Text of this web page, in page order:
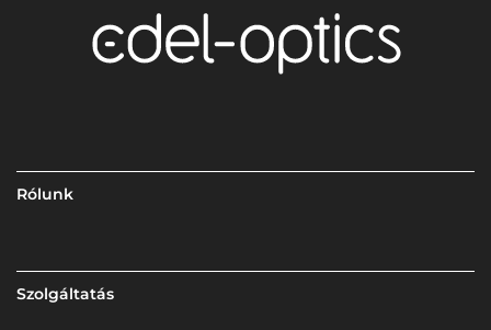
Rólunk
Szolgáltatás